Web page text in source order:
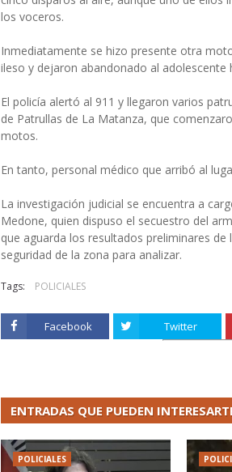
los voceros.
Inmediatamente se hizo presente otra
ileso y dejaron abandonado al adolescente
El policía alertó al 911 y llegaron varios
de Patrullas de La Matanza, que
motos.
En tanto, personal médico que arribó al
La investigación judicial se encuentra a
Medone, quien dispuso el secuestro del
que aguarda los resultados preliminares
seguridad de la zona para analizar.
Tags: POLICIALES
Facebook Twitter
ENTRADAS QUE PUEDEN
POLICIALES